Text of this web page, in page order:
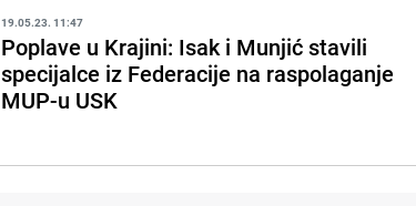
19.05.23. 11:47
Poplave u Krajini: Isak i Munjić stavili
specijalce iz Federacije na raspolaganje
MUP-u USK